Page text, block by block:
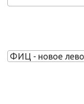
ФОРМА